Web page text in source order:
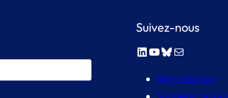
Suivez-nous
LinkedIn
YouTube
Bluesky
E-mail
Notre équipe